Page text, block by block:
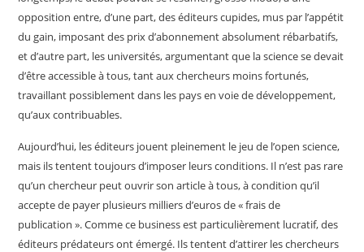
opposition entre, d’une part, des éditeurs cupides, mus par l’appétit
du gain, imposant des prix d’abonnement absolument rébarbatifs,
et d’autre part, les universités, argumentant que la science se devait
d’être accessible à tous, tant aux chercheurs moins fortunés,
travaillant possiblement dans les pays en voie de développement,
qu’aux contribuables.
Aujourd’hui, les éditeurs jouent pleinement le jeu de l’open science,
mais ils tentent toujours d’imposer leurs conditions. Il n’est pas rare
qu’un chercheur peut ouvrir son article à tous, à condition qu’il
accepte de payer plusieurs milliers d’euros de « frais de
publication ». Comme ce business est particulièrement lucratif, des
éditeurs prédateurs ont émergé. Ils tentent d’attirer les chercheurs